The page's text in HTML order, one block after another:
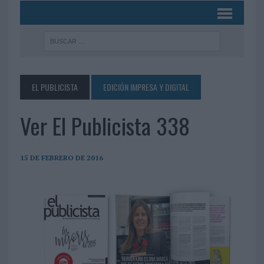
EL PUBLICISTA EDICIÓN IMPRESA Y DIGITAL
Ver El Publicista 338
15 DE FEBRERO DE 2016